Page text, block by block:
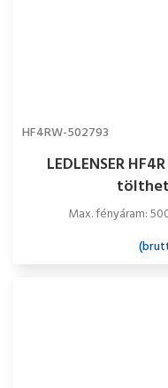
HF4RW-502793
LEDLENSER
Max. fényáram: